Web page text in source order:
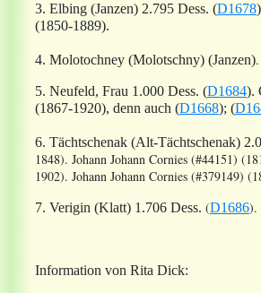
3. Elbing (Janzen) 2.795 Dess. (D1678
(1850-1889).
4. Molotochney (Molotschny) (Janzen).
5. Neufeld, Frau 1.000 Dess. (D1684).
(1867-1920), denn auch (D1668); (
6. Tächtschenak (Alt-Tächtschenak)
1848). Johann Johann Cornies (#44151)
1902). Johann Johann Cornies (#379149)
7. Verigin (Klatt) 1.706 Dess. (D1686).
Information von Rita Dick: